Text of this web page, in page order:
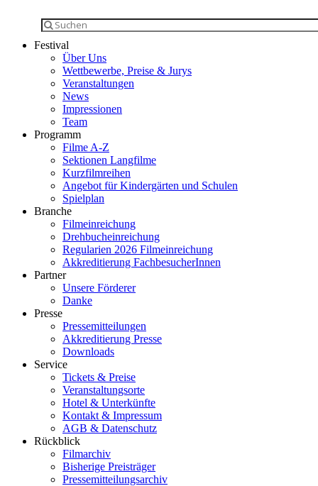
Festival
Über Uns
Wettbewerbe, Preise & Jurys
Veranstaltungen
News
Impressionen
Team
Programm
Filme A-Z
Sektionen Langfilme
Kurzfilmreihen
Angebot für Kindergärten und Schulen
Spielplan
Branche
Filmeinreichung
Drehbucheinreichung
Regularien 2026 Filmeinreichung
Akkreditierung FachbesucherInnen
Partner
Unsere Förderer
Danke
Presse
Pressemitteilungen
Akkreditierung Presse
Downloads
Service
Tickets & Preise
Veranstaltungsorte
Hotel & Unterkünfte
Kontakt & Impressum
AGB & Datenschutz
Rückblick
Filmarchiv
Bisherige Preisträger
Pressemitteilungsarchiv